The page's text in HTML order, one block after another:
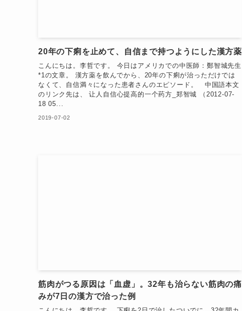
20年の下痢を止めて、自信まで持つようにした漢方薬
こんにちは。李哲です。 今日はアメリカでの中医師：鄭智城先生
*1の文章。 漢方薬を飲んでから、20年の下痢が治っただけでは
なくて、自信満々になった患者さんのエピソード。 中国語本文
のリンク先は、 让人自信心提高的一个药方_郑智城 （2012-07-
18 05...
2019-07-02
筋肉がつる原因は「血虚」。32年も治らない筋肉の痛
みが7日の漢方で治った例